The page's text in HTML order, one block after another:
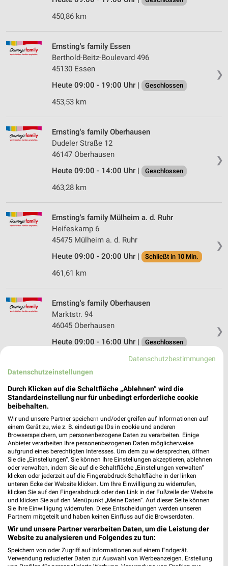
450,86 km
❯
Ernsting's family Essen
Berthold-Beitz-Boulevard 496
45130 Essen
Heute 09:00 - 19:00 Uhr |
Geschlossen
453,53 km
❯
Ernsting's family Oberhausen
Dudeler Straße 12
46147 Oberhausen
Heute 09:00 - 14:00 Uhr |
Geschlossen
463,28 km
❯
Ernsting's family Mülheim a. d. Ruhr
Heifeskamp 6
45475 Mülheim a. d. Ruhr
Heute 09:00 - 20:00 Uhr |
Schließt in 10 Min.
461,61 km
❯
Ernsting's family Oberhausen
Marktstr. 94
46045 Oberhausen
Heute 09:00 - 16:00 Uhr |
Geschlossen
Ernsting's family Oberhausen
Concordiastr. 32
Heute 09:00 - 18:00 Uhr | Geschlossen
463,85 km
Ernsting's family Essen
Haedenkampstr. 21
45143 Essen
Heute 09:00 - 20:00 Uhr | Schließt in 10 Min.
455,05 km
Ernsting's family Bottrop
Datenschutzbestimmungen
Datenschutzeinstellungen
Durch Klicken auf die Schaltfläche „Ablehnen“ wird die
Standardeinstellung nur für unbedingt erforderliche cookie
beibehalten.
Wir und unsere Partner speichern und/oder greifen auf Informationen auf
einem Gerät zu, wie z. B. eindeutige IDs in cookie und anderen
Browserspeichern, um personenbezogene Daten zu verarbeiten. Einige
Anbieter verarbeiten Ihre personenbezogenen Daten möglicherweise
aufgrund eines berechtigten Interesses. Um dem zu widersprechen, öffnen
Sie die „Einstellungen“. Sie können Ihre Einstellungen akzeptieren, ablehnen
oder verwalten, indem Sie auf die Schaltfläche „Einstellungen verwalten“
klicken oder jederzeit auf die Fingerabdruck-Schaltfläche in der linken
unteren Ecke der Website klicken. Um Ihre Einwilligung zu widerrufen,
klicken Sie auf den Fingerabdruck oder den Link in der Fußzeile der Website
und klicken Sie auf den Menüpunkt „Meine Daten“. Auf dieser Seite können
Sie Ihre Einwilligung widerrufen. Diese Entscheidungen werden unseren
Partnern mitgeteilt und haben keinen Einfluss auf die Browserdaten.
Wir und unsere Partner verarbeiten Daten, um die Leistung der
Website zu analysieren und Folgendes zu tun:
Speichern von oder Zugriff auf Informationen auf einem Endgerät.
Verwendung reduzierter Daten zur Auswahl von Werbeanzeigen. Erstellung